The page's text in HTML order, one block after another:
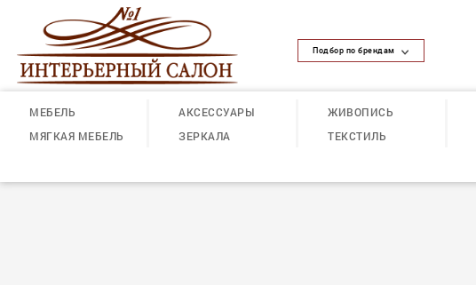
Подбор по брендам
МЕБЕЛЬ
МЯГКАЯ МЕБЕЛЬ
АКСЕССУАРЫ
ЗЕРКАЛА
ЖИВОПИСЬ
ТЕКСТИЛЬ